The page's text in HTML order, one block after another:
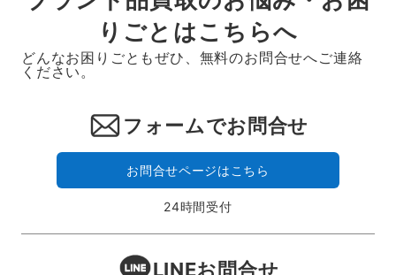
りごとはこちらへ
どんなお困りごともぜひ、無料のお問合せへご連絡
ください。
フォームでお問合せ
お問合せページはこちら
24時間受付
LINEお問合せ